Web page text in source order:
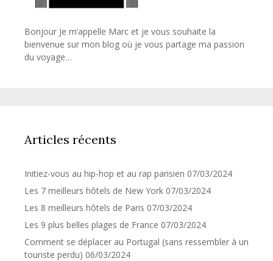
Bonjour Je m’appelle Marc et je vous souhaite la
bienvenue sur mon blog où je vous partage ma passion
du voyage…
Articles récents
Initiez-vous au hip-hop et au rap parisien 07/03/2024
Les 7 meilleurs hôtels de New York 07/03/2024
Les 8 meilleurs hôtels de Paris 07/03/2024
Les 9 plus belles plages de France 07/03/2024
Comment se déplacer au Portugal (sans ressembler à un
touriste perdu) 06/03/2024